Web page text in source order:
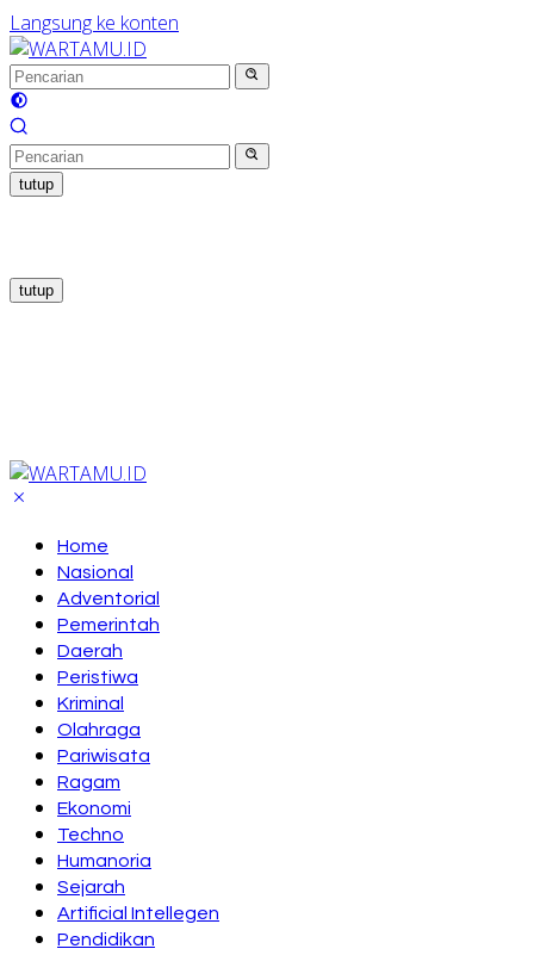
Langsung ke konten
tutup
tutup
Home
Nasional
Adventorial
Pemerintah
Daerah
Peristiwa
Kriminal
Olahraga
Pariwisata
Ragam
Ekonomi
Techno
Humanoria
Sejarah
Artificial Intellegen
Pendidikan